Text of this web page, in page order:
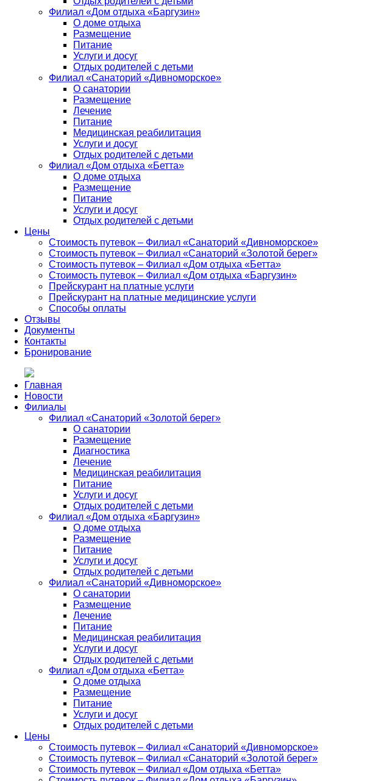
Филиал «Дом отдыха «Баргузин»
О доме отдыха
Размещение
Питание
Услуги и досуг
Отдых родителей с детьми
Филиал «Санаторий «Дивноморское»
О санатории
Размещение
Лечение
Питание
Медицинская реабилитация
Услуги и досуг
Отдых родителей с детьми
Филиал «Дом отдыха «Бетта»
О доме отдыха
Размещение
Питание
Услуги и досуг
Отдых родителей с детьми
Цены
Стоимость путевок – Филиал «Санаторий «Дивноморское»
Стоимость путевок – Филиал «Санаторий «Золотой берег»
Стоимость путевок – Филиал «Дом отдыха «Бетта»
Стоимость путевок – Филиал «Дом отдыха «Баргузин»
Прейскурант на платные услуги
Прейскурант на платные медицинские услуги
Способы оплаты
Отзывы
Документы
Контакты
Бронирование
Главная
Новости
Филиалы
Филиал «Санаторий «Золотой берег»
О санатории
Размещение
Диагностика
Лечение
Медицинская реабилитация
Питание
Услуги и досуг
Отдых родителей с детьми
Филиал «Дом отдыха «Баргузин»
О доме отдыха
Размещение
Питание
Услуги и досуг
Отдых родителей с детьми
Филиал «Санаторий «Дивноморское»
О санатории
Размещение
Лечение
Питание
Медицинская реабилитация
Услуги и досуг
Отдых родителей с детьми
Филиал «Дом отдыха «Бетта»
О доме отдыха
Размещение
Питание
Услуги и досуг
Отдых родителей с детьми
Цены
Стоимость путевок – Филиал «Санаторий «Дивноморское»
Стоимость путевок – Филиал «Санаторий «Золотой берег»
Стоимость путевок – Филиал «Дом отдыха «Бетта»